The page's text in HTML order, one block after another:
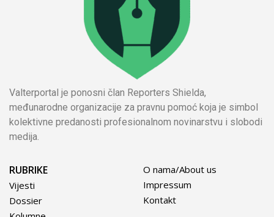
Valterportal je ponosni član Reporters Shielda,
međunarodne organizacije za pravnu pomoć koja je simbol
kolektivne predanosti profesionalnom novinarstvu i slobodi
medija.
RUBRIKE
Vijesti
Dossier
O nama/About us
Impressum
Kontakt